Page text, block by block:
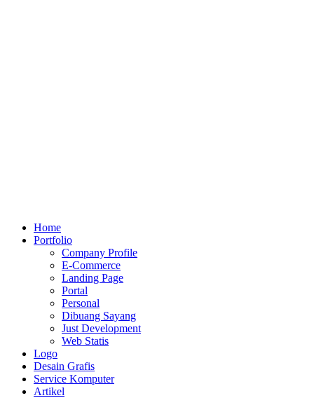
Home
Portfolio
Company Profile
E-Commerce
Landing Page
Portal
Personal
Dibuang Sayang
Just Development
Web Statis
Logo
Desain Grafis
Service Komputer
Artikel